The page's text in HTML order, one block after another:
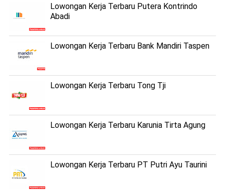
Lowongan Kerja Terbaru Putera Kontrindo
Abadi
Lowongan Kerja Terbaru Bank Mandiri Taspen
Lowongan Kerja Terbaru Tong Tji
Lowongan Kerja Terbaru Karunia Tirta Agung
Lowongan Kerja Terbaru PT Putri Ayu Taurini